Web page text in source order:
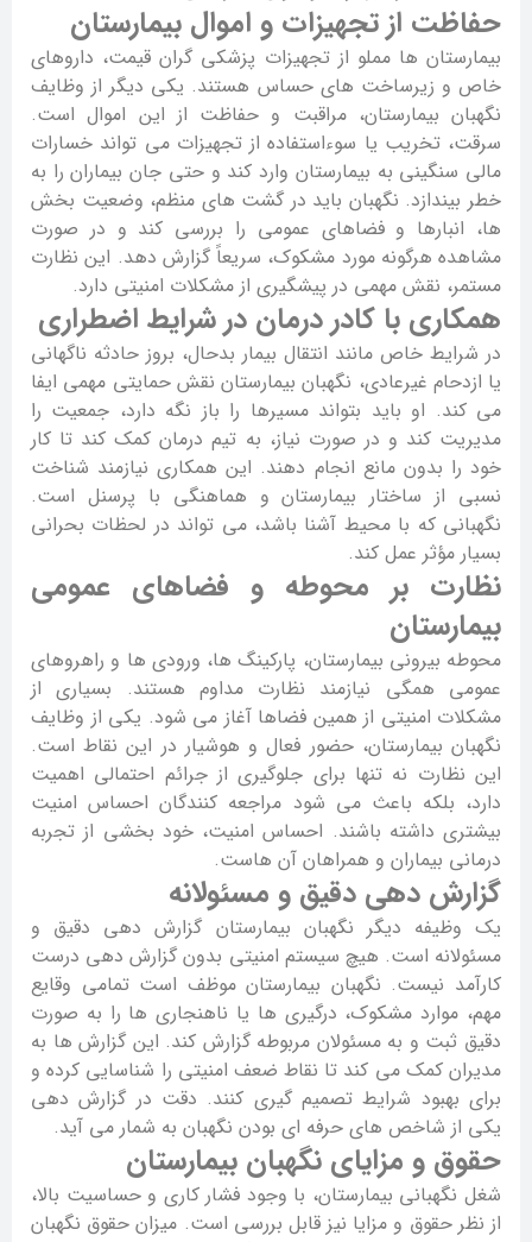
حفاظت از تجهیزات و اموال بیمارستان
بیمارستان ها مملو از تجهیزات پزشکی گران قیمت، داروهای
خاص و زیرساخت های حساس هستند. یکی دیگر از وظایف
نگهبان بیمارستان، مراقبت و حفاظت از این اموال است.
سرقت، تخریب یا سوءاستفاده از تجهیزات می تواند خسارات
مالی سنگینی به بیمارستان وارد کند و حتی جان بیماران را به
خطر بیندازد. نگهبان باید در گشت های منظم، وضعیت بخش
ها، انبارها و فضاهای عمومی را بررسی کند و در صورت
مشاهده هرگونه مورد مشکوک، سریعاً گزارش دهد. این نظارت
مستمر، نقش مهمی در پیشگیری از مشکلات امنیتی دارد.
همکاری با کادر درمان در شرایط اضطراری
در شرایط خاص مانند انتقال بیمار بدحال، بروز حادثه ناگهانی
یا ازدحام غیرعادی، نگهبان بیمارستان نقش حمایتی مهمی ایفا
می کند. او باید بتواند مسیرها را باز نگه دارد، جمعیت را
مدیریت کند و در صورت نیاز، به تیم درمان کمک کند تا کار
خود را بدون مانع انجام دهند. این همکاری نیازمند شناخت
نسبی از ساختار بیمارستان و هماهنگی با پرسنل است.
نگهبانی که با محیط آشنا باشد، می تواند در لحظات بحرانی
بسیار مؤثر عمل کند.
نظارت بر محوطه و فضاهای عمومی
بیمارستان
محوطه بیرونی بیمارستان، پارکینگ ها، ورودی ها و راهروهای
عمومی همگی نیازمند نظارت مداوم هستند. بسیاری از
مشکلات امنیتی از همین فضاها آغاز می شود. یکی از وظایف
نگهبان بیمارستان، حضور فعال و هوشیار در این نقاط است.
این نظارت نه تنها برای جلوگیری از جرائم احتمالی اهمیت
دارد، بلکه باعث می شود مراجعه کنندگان احساس امنیت
بیشتری داشته باشند. احساس امنیت، خود بخشی از تجربه
درمانی بیماران و همراهان آن هاست.
گزارش دهی دقیق و مسئولانه
یک وظیفه دیگر نگهبان بیمارستان گزارش دهی دقیق و
مسئولانه است. هیچ سیستم امنیتی بدون گزارش دهی درست
کارآمد نیست. نگهبان بیمارستان موظف است تمامی وقایع
مهم، موارد مشکوک، درگیری ها یا ناهنجاری ها را به صورت
دقیق ثبت و به مسئولان مربوطه گزارش کند. این گزارش ها به
مدیران کمک می کند تا نقاط ضعف امنیتی را شناسایی کرده و
برای بهبود شرایط تصمیم گیری کنند. دقت در گزارش دهی
یکی از شاخص های حرفه ای بودن نگهبان به شمار می آید.
حقوق و مزایای نگهبان بیمارستان
شغل نگهبانی بیمارستان، با وجود فشار کاری و حساسیت بالا،
از نظر حقوق و مزایا نیز قابل بررسی است. میزان حقوق نگهبان